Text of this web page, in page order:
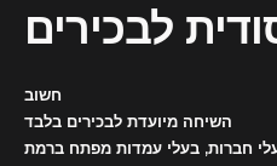
לבכירים
חשוב
השיחה מיועדת לבכירים בלבד
חברות, בעלי עמדות מפתח ברמת